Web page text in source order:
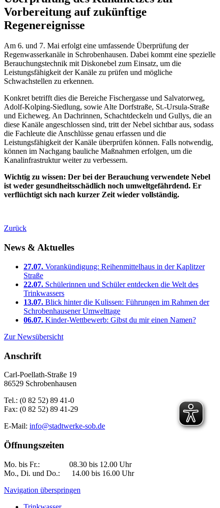
Vorbereitung auf zukünftige
Regenereignisse
Am 6. und 7. Mai erfolgt eine umfassende Überprüfung der
Regenwasserkanäle in Schrobenhausen. Dabei kommt eine spezielle
Berauchungstechnik mit Diskonebel zum Einsatz, um die
Leistungsfähigkeit der Kanäle zu prüfen und mögliche
Schwachstellen zu erkennen.
Konkret betrifft dies die Bereiche Fischergasse und Salvatorweg,
Adolf-Kolping-Siedlung, sowie Alte Dorfstraße, St.-Ursula-Straße
und Eicheweg. An Dachrinnen, Schachtdeckeln und Gullys, die an
diese Kanäle angeschlossen sind, tritt der Nebel sichtbar aus, sodass
die Fachleute die Anschlüsse genau erfassen und die
Leistungsfähigkeit der Kanäle überprüfen können. Falls notwendig,
können im Nachgang bauliche Maßnahmen erfolgen, um die
Kanalinfrastruktur weiter zu verbessern.
Wichtig zu wissen: Der bei der Berauchung verwendete Nebel
ist weder gesundheitsschädlich noch umweltgefährdend. Er
verflüchtigt sich nach kurzer Zeit wieder vollständig.
Zurück
News & Aktuelles
27.07. Vorankündigung: Reihenmittelhaus in der Kaplitzer
Straße
22.07. Schülerinnen und Schüler entdecken die Welt des
Trinkwassers
13.07. Blick hinter die Kulissen: Führungen im Rahmen der
Schrobenhausener Umwelttage
06.07. Kinder-Wettbewerb: Gibst du mir einen Namen?
Zur Newsübersicht
Anschrift
Carl-Poellath-Straße 19
86529 Schrobenhausen
Tel.: (0 82 52) 89 41-0
Fax: (0 82 52) 89 41-29
E-Mail: info@stadtwerke-sob.de
Öffnungszeiten
Mo. bis Fr.: 08.30 bis 12.00 Uhr
Mo., Di. und Do.: 14.00 bis 16.00 Uhr
Navigation überspringen